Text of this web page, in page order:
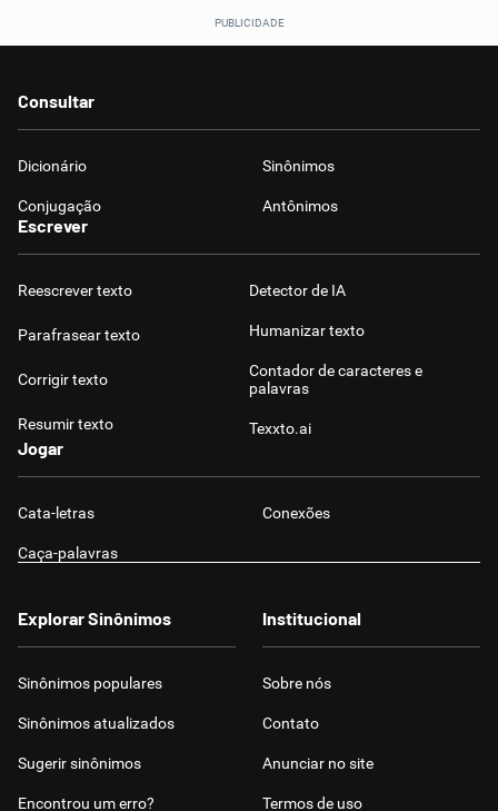
Consultar
Dicionário Sinônimos
Conjugação Antônimos
Escrever
Reescrever texto
Parafrasear texto
Corrigir texto
Resumir texto
Detector de IA
Humanizar texto
Contador de caracteres e
palavras
Texxto.ai
Jogar
Cata-letras Conexões
Caça-palavras
Explorar Sinônimos
Sinônimos populares
Sinônimos atualizados
Sugerir sinônimos
Encontrou um erro?
Institucional
Sobre nós
Contato
Anunciar no site
Termos de uso